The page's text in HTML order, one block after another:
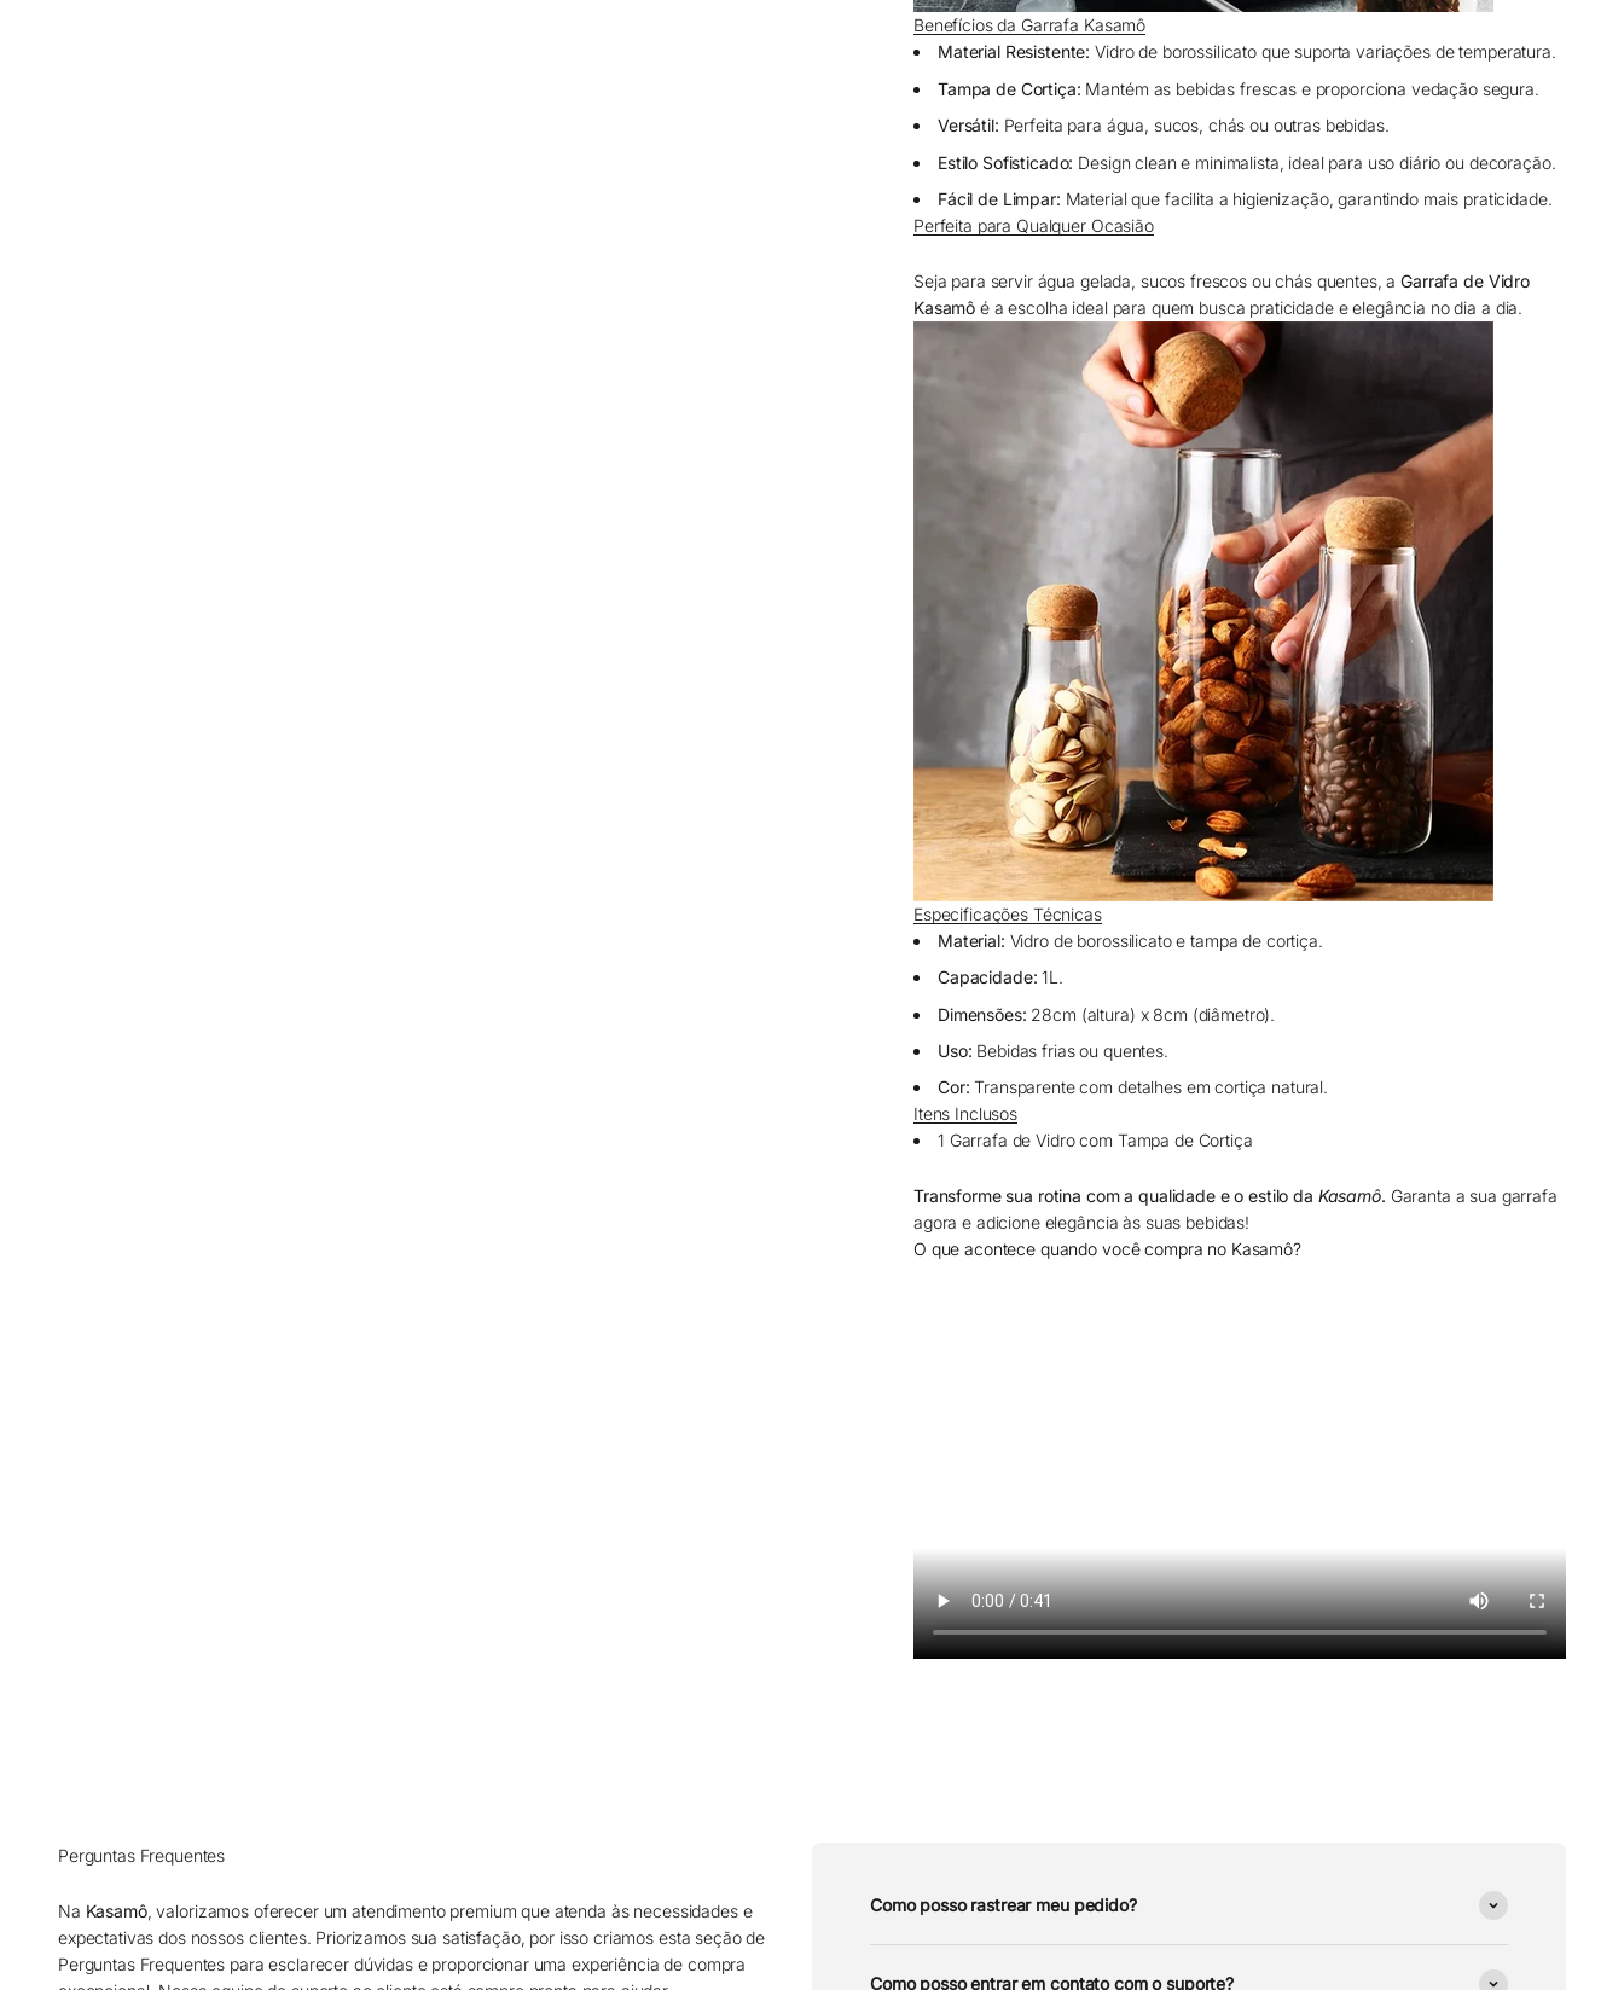
Benefícios da Garrafa Kasamô
Material Resistente: Vidro de borossilicato que suporta variações de temperatura.
Tampa de Cortiça: Mantém as bebidas frescas e proporciona vedação segura.
Versátil: Perfeita para água, sucos, chás ou outras bebidas.
Estilo Sofisticado: Design clean e minimalista, ideal para uso diário ou decoração.
Fácil de Limpar: Material que facilita a higienização, garantindo mais praticidade.
Perfeita para Qualquer Ocasião
Seja para servir água gelada, sucos frescos ou chás quentes, aGarrafa de Vidro
Kasamô é a escolha ideal para quem busca praticidade e elegância no dia a dia.
Especificações Técnicas
Material: Vidro de borossilicato e tampa de cortiça.
Capacidade: 1L.
Dimensões: 28cm (altura) x 8cm (diâmetro).
Uso: Bebidas frias ou quentes.
Cor: Transparente com detalhes em cortiça natural.
Itens Inclusos
1 Garrafa de Vidro com Tampa de Cortiça
Transforme sua rotina com a qualidade e o estilo da Kasamô. Garanta a sua garrafa
agora e adicione elegância às suas bebidas!
O que acontece quando você compra no Kasamô?
Perguntas Frequentes
Na Kasamô, valorizamos oferecer um atendimento premium que atenda às necessidades e
expectativas dos nossos clientes. Priorizamos sua satisfação, por isso criamos esta seção de
Perguntas Frequentes para esclarecer dúvidas e proporcionar uma experiência de compra
Como posso rastrear meu pedido?
Como posso entrar em contato com o suporte?